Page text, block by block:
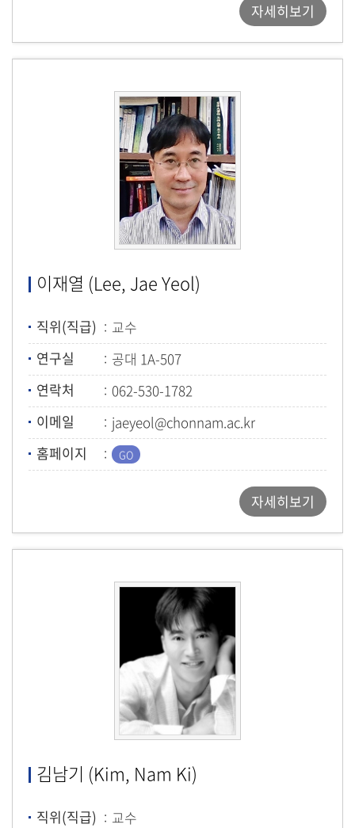
자세히보기
이재열 (Lee, Jae Yeol)
직위(직급)
교수
연구실
공대 1A-507
연락처
062-530-1782
이메일
jaeyeol@chonnam.ac.kr
홈페이지
자세히보기
김남기 (Kim, Nam Ki)
직위(직급)
교수